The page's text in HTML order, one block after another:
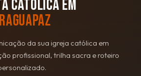
CATÓLICA EM
da sua igreja católica em
profissional, trilha sacra e roteiro